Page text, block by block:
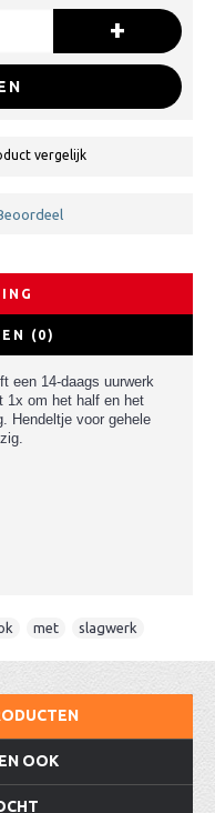
+
vergelijk
(0)
een 14-daags uurwerk
1x om het half en het
Hendeltje voor gehele
met slagwerk
OOK